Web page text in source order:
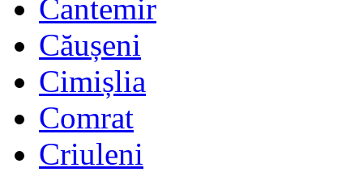
Cantemir
Căușeni
Cimișlia
Comrat
Criuleni